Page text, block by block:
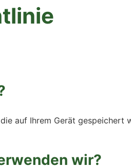
auf Ihrem Gerät gespeichert
wir?